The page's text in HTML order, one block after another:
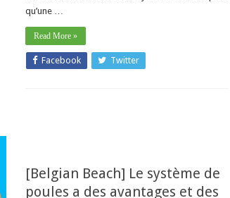
qu’une …
Read More »
Facebook Twitter
[Belgian Beach] Le système de
poules a des avantages et des